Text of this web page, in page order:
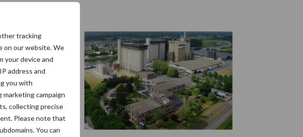
tracking
on our website. We
your device and
address and
you with
marketing campaign
collecting precise
Please note that
You can